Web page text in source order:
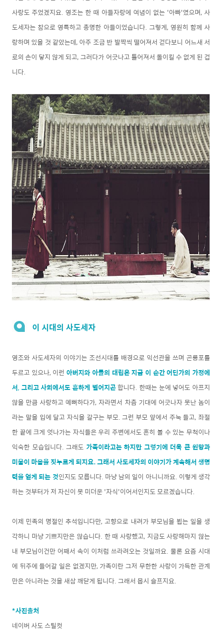
사랑도 주었겠지요. 영조는 한 때 아들자랑에 여념이 없는 '아빠'였으며, 사
도세자는 참으로 영특하고 총명한 아들이었습니다. 그렇게, 영원히 함께 사
랑하며 있을 것 같았는데, 아주 조금 반 발짝씩 떨어져서 걷다보니 어느새 서
로의 손이 닿지 않게 되고, 그러다가 어긋나고 틀어져서 돌이킬 수 없게 된 겁
니다.
이 시대의 사도세자
영조와 사도세자의 이야기는 조선시대를 배경으로 익선관을 쓰며 곤룡포를
두르고 있으나, 이런아버지와 아들의 대립은 지금 이 순간 어딘가의 가정에
서, 그리고 사회에서도 흔하게 벌어지곤합니다. 한때는 눈에 넣어도 아프지
않을 만큼 사랑하고 예뻐하다가, 자라면서 차츰 기대에 어긋나자 못난 놈이
라는 말을 입에 달고 자식을 갈구는 부모. 그런 부모 앞에서 주눅 들고, 좌절
한 끝에 크게 엇나가는 자식들은 우리 주변에서도 흔히 볼 수 있는 무척이나
익숙한 모습입니다. 그래도 가족이라고는 하지만 그렇기에 더욱 큰 원망과
미움이 마음을 짓누르게 되지요. 그래서 사도세자의 이야기가 계속해서 생명
력을 얻게 되는 것인지도 모릅니다. 마냥 남의 일이 아니니까요. 이렇게 생각
하는 것부터가 저 자신이 못 미더운 '자식'이어서인지도 모르겠습니다.
이제 민족의 명절인 추석입니다만, 고향으로 내려가 부모님을 뵙는 일을 생
각하니 마냥 기쁘지만은 않습니다. 한 때 사랑했고, 지금도 사랑해마지 않는
내 부모님이건만 어째서 속이 이처럼 쓰라려오는 것일까요. 물론 요즘 시대
에 뒤주에 들어갈 일은 없겠지만, 가족이란 그저 무한한 사랑이 가득한 관계
만은 아니라는 것을 새삼 깨닫게 됩니다. 그래서 몹시 슬프지요.
*사진출처
네이버 사도 스틸컷